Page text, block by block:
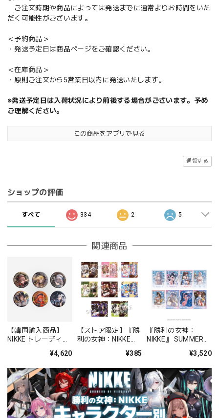
ご注文時期や商品によっては発送までに通常よりお時間をいた
だく可能性がございます。
＜予約商品＞
・発送予定日は商品ページをご確認ください。
＜在庫商品＞
・原則ご注文から5営業日以内に発送いたします。
※発送予定日は入荷状況により前後する場合がございます。予め
ご理解ください。
この商品をアプリで見る
通報する
ショップの評価
すべて 334 2 5
関連商品
【韓国輸入商品】
NIKKE トレーディン
COUNTERS BOX 全
¥4,620
【ストア限定】『勝
利の女神：NIKKE』
FAIR)
¥385
『勝利の女神：
NIKKE』 SUMMER
¥3,520